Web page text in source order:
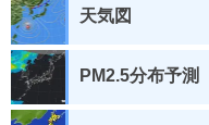
天気図
PM2.5分布予測